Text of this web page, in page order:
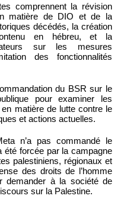
comprennent la révision
matière de DIO et de la
décédés, la création
en hébreu, et la
sur les mesures
des fonctionnalités
du BSR sur le
pour examiner les
en matière de lutte contre le
et actions actuelles.
n’a pas commandé le
été forcée par la campagne
palestiniens, régionaux et
des droits de l’homme
demander à la société de
sur la Palestine.